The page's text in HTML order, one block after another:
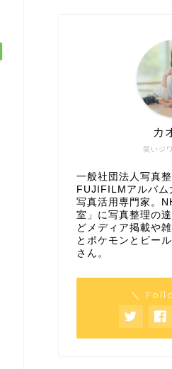
笑いジ
カ
一般社団法人写真整
FUJIFILMアルバム
写真活用専門家。
室」に写真整理の
どメディア掲載や
とポケモンとビー
さん。
＼